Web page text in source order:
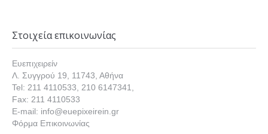
Στοιχεία επικοινωνίας
Ευεπιχειρείν
Λ. Συγγρού 19, 11743, Αθήνα
Tel: 211 4110533, 210 6147341,
Fax: 211 4110533
E-mail: info@euepixeirein.gr
Φόρμα Επικοινωνίας